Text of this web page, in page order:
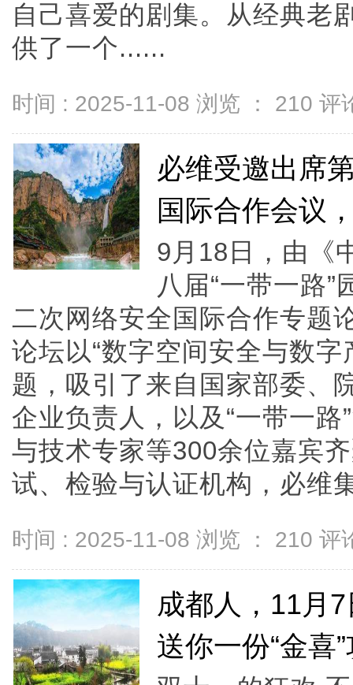
自己喜爱的剧集。从经典老
供了一个......
时间 : 2025-11-08 浏览 ： 210 评
必维受邀出席
国际合作会议
9月18日，由《
八届“一带一路
二次网络安全国际合作专题
论坛以“数字空间安全与数
题，吸引了来自国家部委、
企业负责人，以及“一带一
与技术专家等300余位嘉宾
试、检验与认证机构，必维
时间 : 2025-11-08 浏览 ： 210 评
成都人，11月7
送你一份“金喜